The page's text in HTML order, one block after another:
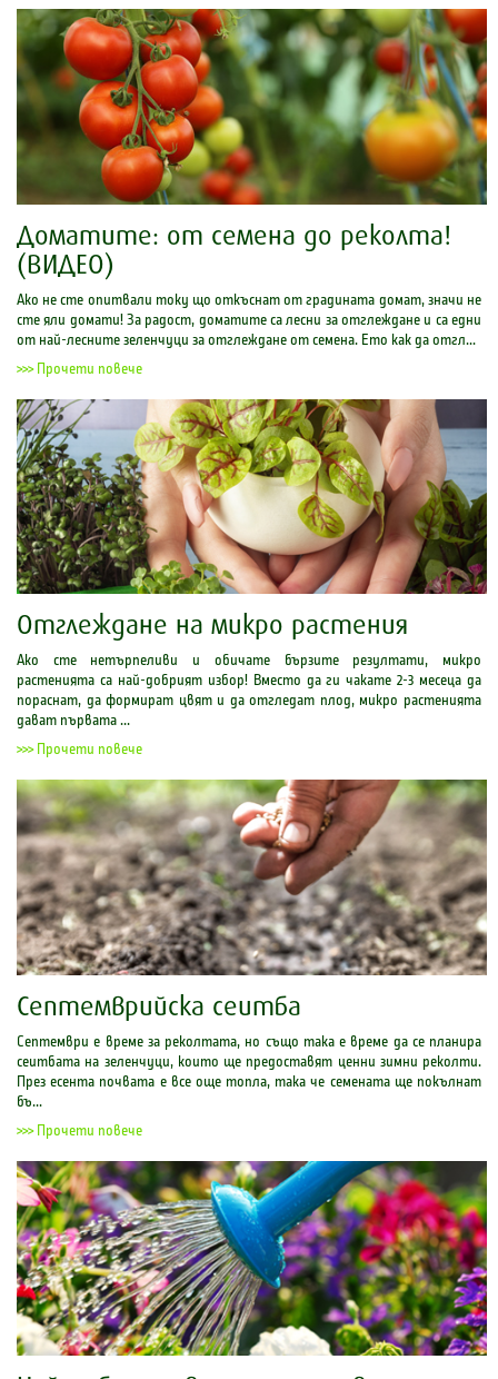
Доматите: от семена до реколта!
(ВИДЕО)
Ако не сте опитвали току що откъснат от градината домат, значи не
сте яли домати! За радост, доматите са лесни за отглеждане и са едни
от най-лесните зеленчуци за отглеждане от семена. Ето как да отгл...
>>> Прочети повече
Отглеждане на микро растения
Ако сте нетърпеливи и обичате бързите резултати, микро
растенията са най-добрият избор! Вместо да ги чакате 2-3 месеца да
пораснат, да формират цвят и да отгледат плод, микро растенията
дават първата ...
>>> Прочети повече
Септемврийска сеитба
Септември е време за реколтата, но също така е време да се планира
сеитбата на зеленчуци, които ще предоставят ценни зимни реколти.
През есента почвата е все още топла, така че семената ще покълнат
бъ...
>>> Прочети повече